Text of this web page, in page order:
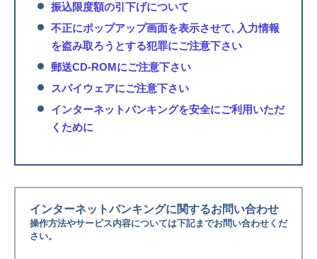
振込限度額の引下げについて
不正にポップアップ画面を表示させて, 入力情報
を盗み取ろうとする犯罪にご注意下さい
郵送CD-ROMにご注意下さい
スパイウェアにご注意下さい
インターネットバンキングを安全にご利用いただ
くために
インターネットバンキングに関するお問い合わせ
操作方法やサービス内容については下記までお問い合わせくだ
さい。